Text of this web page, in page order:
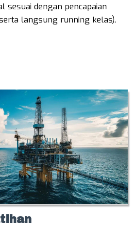
sesuai dengan pencapaian
langsung running kelas).